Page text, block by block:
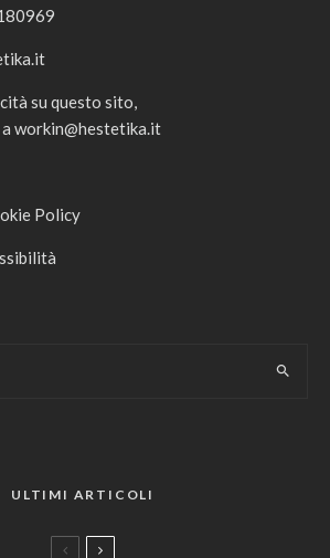
su questo sito,
workin@hestetika.it
Policy
ULTIMI ARTICOLI